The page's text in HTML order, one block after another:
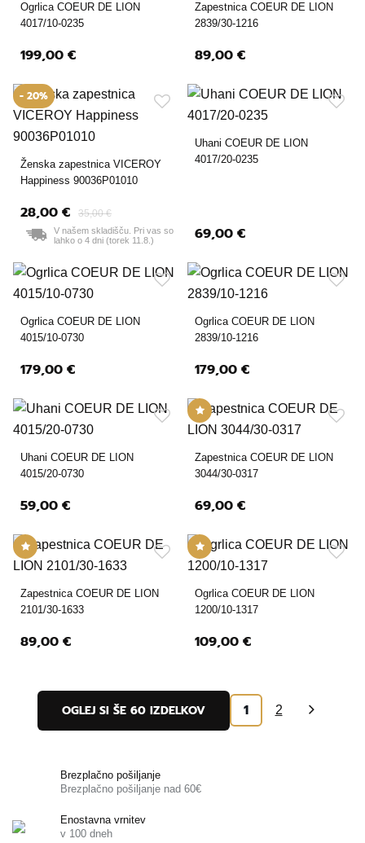
Ogrlica COEUR DE LION
4017/10-0235
199,00 €
Zapestnica COEUR DE LION
2839/30-1216
89,00 €
- 20%
Ženska zapestnica VICEROY
Happiness 90036P01010
28,00 € 35,00 €
V našem skladišču. Pri vas so
lahko o 4 dni (torek 11.8.)
Uhani COEUR DE LION
4017/20-0235
69,00 €
Ogrlica COEUR DE LION
4015/10-0730
179,00 €
Ogrlica COEUR DE LION
2839/10-1216
179,00 €
Uhani COEUR DE LION
4015/20-0730
59,00 €
Zapestnica COEUR DE LION
3044/30-0317
69,00 €
Zapestnica COEUR DE LION
2101/30-1633
89,00 €
Ogrlica COEUR DE LION
1200/10-1317
109,00 €
OGLEJ SI ŠE 60 IZDELKOV 1 2 »
Brezplačno pošiljanje
Brezplačno pošiljanje nad 60€
Enostavna vrnitev
v 100 dneh